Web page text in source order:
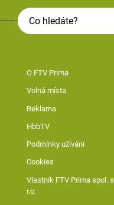
O FTV Prima
Volná místa
Reklama
HbbTV
Podmínky užívání
Cookies
Vlastník FTV Prima spol. s
r.o.